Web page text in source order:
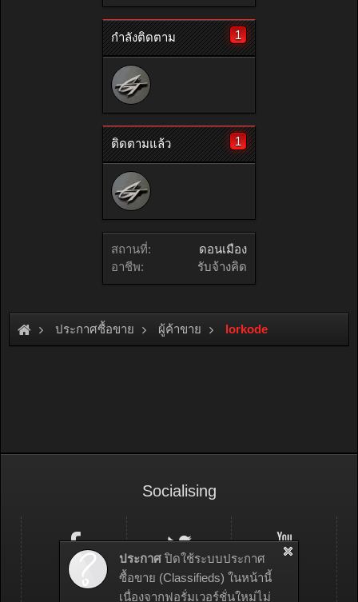
ประกาศ ปิดใช้ระบบประกาศ
ซื้อขาย (Classifieds) ในหน้านี้
เนื่องจากฟอรั่มเวอร์ชั่นใหม่ไม่
กำลังติดตาม 1
ติดตามแล้ว 1
สถานที่:
ดอนเมือง
อาชีพ:
รับจ้างคิด
ประกาศซื้อขาย ผู้ค้าขาย lorkode
Socialising